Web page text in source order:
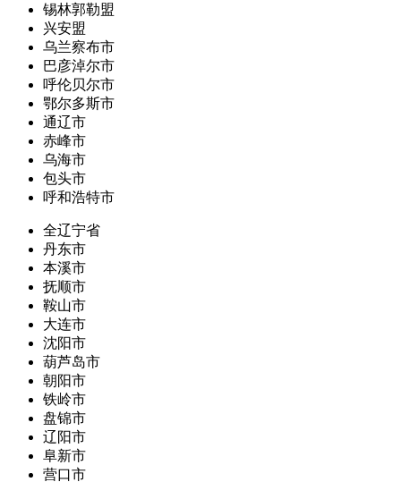
锡林郭勒盟
兴安盟
乌兰察布市
巴彦淖尔市
呼伦贝尔市
鄂尔多斯市
通辽市
赤峰市
乌海市
包头市
呼和浩特市
全辽宁省
丹东市
本溪市
抚顺市
鞍山市
大连市
沈阳市
葫芦岛市
朝阳市
铁岭市
盘锦市
辽阳市
阜新市
营口市